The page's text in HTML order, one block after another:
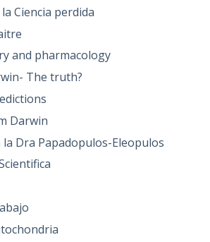
Ciencia perdida
and pharmacology
The truth?
Darwin
la Dra Papadopulos-Eleopulos